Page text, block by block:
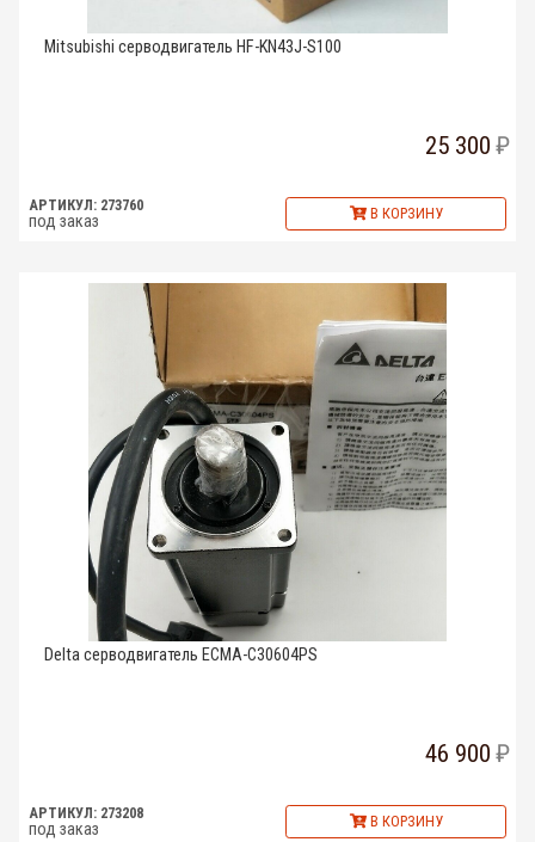
Mitsubishi серводвигатель HF-KN43J-S100
25 300
АРТИКУЛ: 273760
под заказ В КОРЗИНУ
Delta серводвигатель ECMA-C30604PS
46 900
АРТИКУЛ: 273208
под заказ В КОРЗИНУ